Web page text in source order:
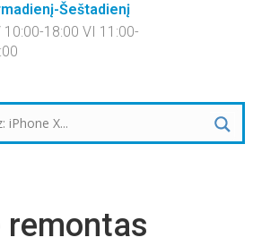
Šeštadienį
10:00-18:00 VI 11:00-
remontas